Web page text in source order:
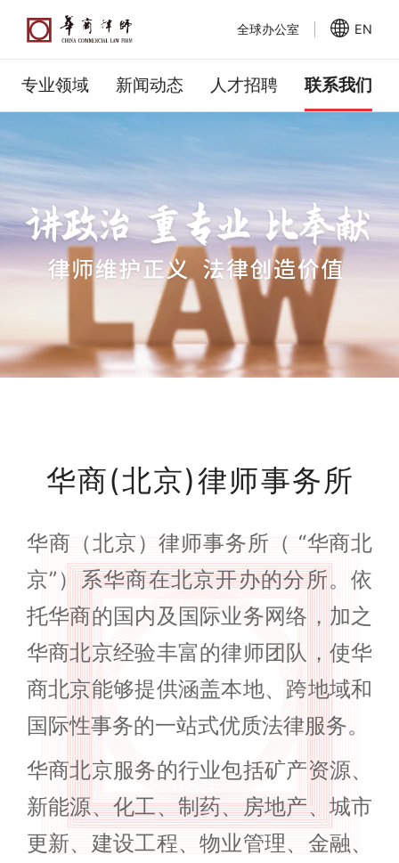
全球办公室 EN
专业领域 新闻动态 人才招聘 联系我们
华商(北京)律师事务所
华商（北京）律师事务所（ “华商北
京”）系华商在北京开办的分所。依
托华商的国内及国际业务网络，加之
华商北京经验丰富的律师团队，使华
商北京能够提供涵盖本地、跨地域和
国际性事务的一站式优质法律服务。
华商北京服务的行业包括矿产资源、
新能源、化工、制药、房地产、城市
更新、建设工程、物业管理、金融、